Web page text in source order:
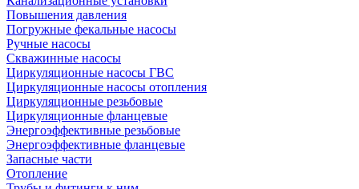
Повышения давления
Погружные фекальные насосы
Ручные насосы
Скважинные насосы
Циркуляционные насосы ГВС
Циркуляционные насосы отопления
Циркуляционные резьбовые
Циркуляционные фланцевые
Энергоэффективные резьбовые
Энергоэффективные фланцевые
Запасные части
Отопление